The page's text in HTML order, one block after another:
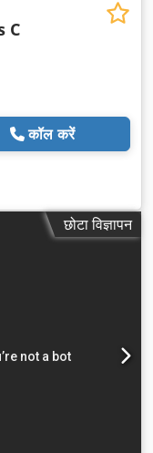
C
कॉल करें
छोटा विज्ञापन